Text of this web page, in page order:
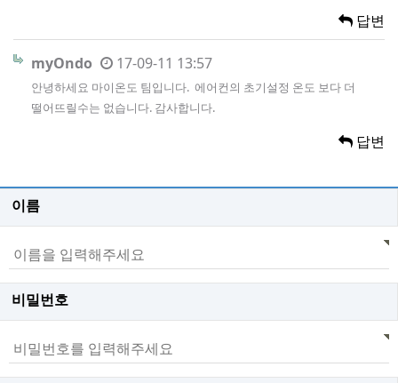
답변
myOndo 17-09-11 13:57
안녕하세요 마이온도 팀입니다. 에어컨의 초기설정 온도 보다 더
떨어뜨릴수는 없습니다. 감사합니다.
답변
이름
비밀번호